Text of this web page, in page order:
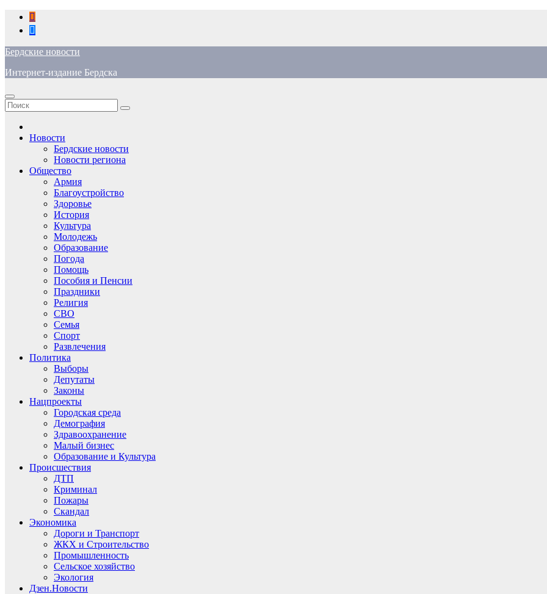
Перейти
содержимому
Бердские новости
Интернет-издание Бердска
Новости
Бердские новости
Новости региона
Общество
Армия
Благоустройство
Здоровье
История
Культура
Молодежь
Образование
Погода
Помощь
Пособия и Пенсии
Праздники
Религия
СВО
Семья
Спорт
Развлечения
Политика
Выборы
Депутаты
Законы
Нацпроекты
Городская среда
Демография
Здравоохранение
Малый бизнес
Образование и Культура
Происшествия
ДТП
Криминал
Пожары
Скандал
Экономика
Дороги и Транспорт
ЖКХ и Строительство
Промышленность
Сельское хозяйство
Экология
Дзен.Новости